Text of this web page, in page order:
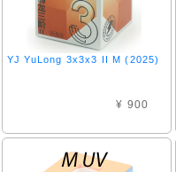
YJ YuLong 3x3x3 II M (2025)
¥ 900